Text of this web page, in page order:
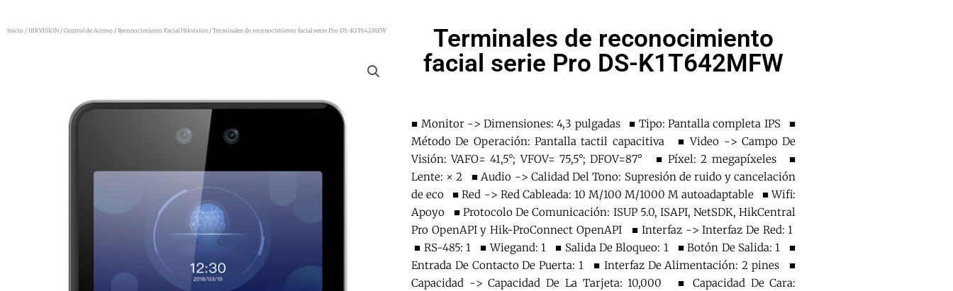
Inicio / HIKVISION / Control de Acceso / Reconocimiento Facial Hikvision / Terminales de reconocimiento facial serie Pro DS-K1T642MFW
Terminales de reconocimiento
facial serie Pro DS-K1T642MFW
■ Monitor -> Dimensiones: 4,3 pulgadas ■ Tipo: Pantalla completa IPS ■
Método De Operación: Pantalla tactil capacitiva ■ Video -> Campo De
Visión: VAFO= 41,5°; VFOV= 75,5°; DFOV=87° ■ Píxel: 2 megapíxeles ■
Lente: × 2 ■ Audio -> Calidad Del Tono: Supresión de ruido y cancelación
de eco ■ Red -> Red Cableada: 10 M/100 M/1000 M autoadaptable ■ Wifi:
Apoyo ■ Protocolo De Comunicación: ISUP 5.0, ISAPI, NetSDK, HikCentral
Pro OpenAPI y Hik-ProConnect OpenAPI ■ Interfaz -> Interfaz De Red: 1
■ RS-485: 1 ■ Wiegand: 1 ■ Salida De Bloqueo: 1 ■ Botón De Salida: 1 ■
Entrada De Contacto De Puerta: 1 ■ Interfaz De Alimentación: 2 pines ■
Capacidad -> Capacidad De La Tarjeta: 10,000 ■ Capacidad De Cara: